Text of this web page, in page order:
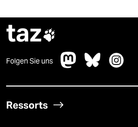
taz
Folgen Sie uns
Ressorts